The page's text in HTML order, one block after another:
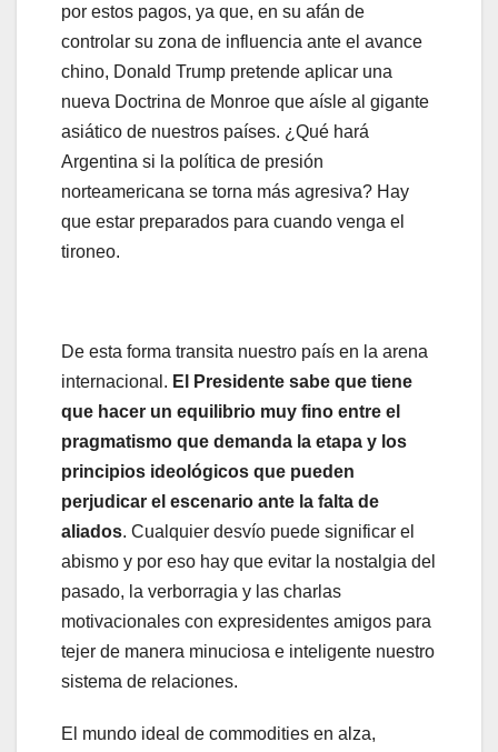
por estos pagos, ya que, en su afán de
controlar su zona de influencia ante el avance
chino, Donald Trump pretende aplicar una
nueva Doctrina de Monroe que aísle al gigante
asiático de nuestros países. ¿Qué hará
Argentina si la política de presión
norteamericana se torna más agresiva? Hay
que estar preparados para cuando venga el
tironeo.
De esta forma transita nuestro país en la arena
internacional. El Presidente sabe que tiene
que hacer un equilibrio muy fino entre el
pragmatismo que demanda la etapa y los
principios ideológicos que pueden
perjudicar el escenario ante la falta de
aliados. Cualquier desvío puede significar el
abismo y por eso hay que evitar la nostalgia del
pasado, la verborragia y las charlas
motivacionales con expresidentes amigos para
tejer de manera minuciosa e inteligente nuestro
sistema de relaciones.
El mundo ideal de commodities en alza,